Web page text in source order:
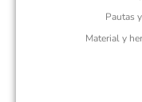
Pautas
Material y